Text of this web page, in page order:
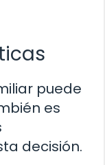
puede
es
decisión.